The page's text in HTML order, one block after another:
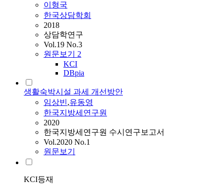
이형국
한국상담학회
2018
상담학연구
Vol.19 No.3
원문보기 2
KCI
DBpia
생활숙박시설 과세 개선방안
임상빈,유동영
한국지방세연구원
2020
한국지방세연구원 수시연구보고서
Vol.2020 No.1
원문보기
KCI등재